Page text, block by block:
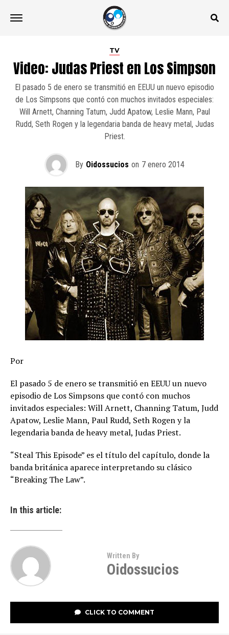
TV
Video: Judas Priest en Los Simpson
El pasado 5 de enero se transmitió en EEUU un nuevo episodio
de Los Simpsons que contó con muchos invitados especiales:
Will Arnett, Channing Tatum, Judd Apatow, Leslie Mann, Paul
Rudd, Seth Rogen y la legendaria banda de heavy metal, Judas
Priest.
By Oidossucios on 7 enero 2014
Por
El pasado 5 de enero se transmitió en EEUU un nuevo
episodio de Los Simpsons que contó con muchos
invitados especiales: Will Arnett, Channing Tatum, Judd
Apatow, Leslie Mann, Paul Rudd, Seth Rogen y la
legendaria banda de heavy metal, Judas Priest.
“Steal This Episode” es el título del capítulo, donde la
banda británica aparece interpretando su clásico
“Breaking The Law”.
In this article:
Written By
Oidossucios
CLICK TO COMMENT